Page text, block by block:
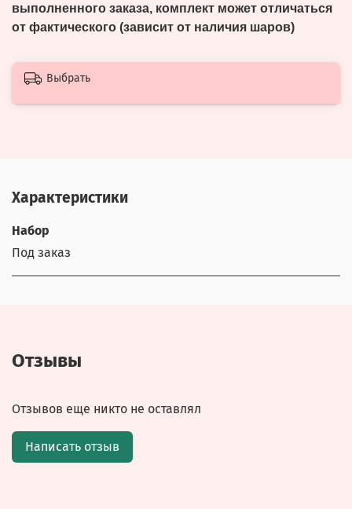
выполненного заказа, комплект может отличаться
от фактического (зависит от наличия шаров)
Выбрать
Характеристики
Набор
Под заказ
Отзывы
Отзывов еще никто не оставлял
Написать отзыв